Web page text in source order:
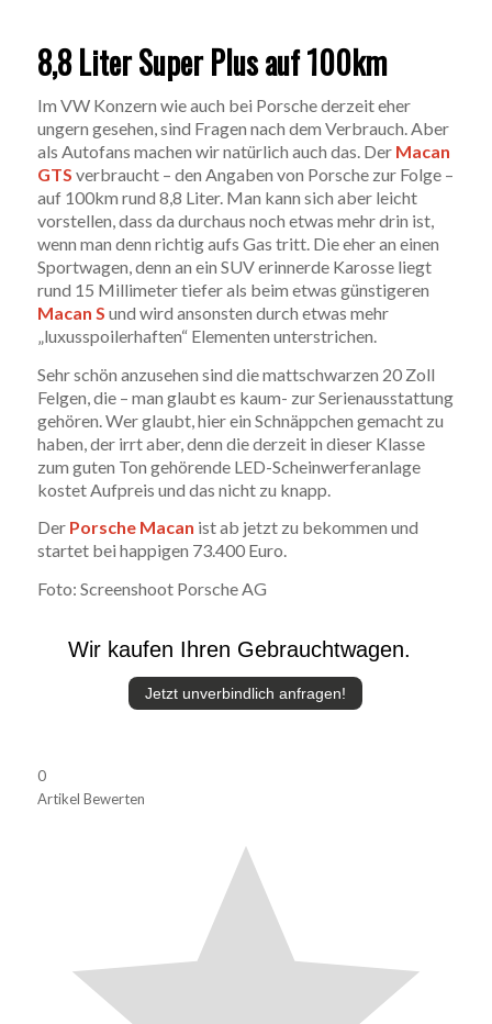
8,8 Liter Super Plus auf 100km
Im VW Konzern wie auch bei Porsche derzeit eher
ungern gesehen, sind Fragen nach dem Verbrauch. Aber
als Autofans machen wir natürlich auch das. Der Macan
GTS verbraucht – den Angaben von Porsche zur Folge –
auf 100km rund 8,8 Liter. Man kann sich aber leicht
vorstellen, dass da durchaus noch etwas mehr drin ist,
wenn man denn richtig aufs Gas tritt. Die eher an einen
Sportwagen, denn an ein SUV erinnerde Karosse liegt
rund 15 Millimeter tiefer als beim etwas günstigeren
Macan S und wird ansonsten durch etwas mehr
„luxusspoilerhaften“ Elementen unterstrichen.
Sehr schön anzusehen sind die mattschwarzen 20 Zoll
Felgen, die – man glaubt es kaum- zur Serienausstattung
gehören. Wer glaubt, hier ein Schnäppchen gemacht zu
haben, der irrt aber, denn die derzeit in dieser Klasse
zum guten Ton gehörende LED-Scheinwerferanlage
kostet Aufpreis und das nicht zu knapp.
DerPorsche Macan ist ab jetzt zu bekommen und
startet bei happigen 73.400 Euro.
Foto: Screenshoot Porsche AG
Wir kaufen Ihren Gebrauchtwagen.
Jetzt unverbindlich anfragen!
0
Artikel Bewerten